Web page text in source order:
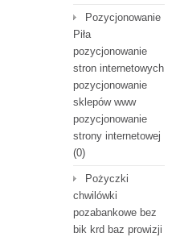
Pozycjonowanie
Piła
pozycjonowanie
stron internetowych
pozycjonowanie
sklepów www
pozycjonowanie
strony internetowej
(0)
Pożyczki
chwilówki
pozabankowe bez
bik krd baz prowizji